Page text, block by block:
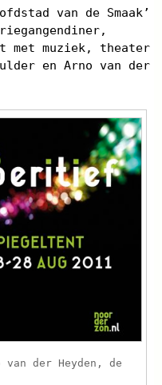
van de Smaak’
met muziek, theater
en Arno van der
van der Heyden, de